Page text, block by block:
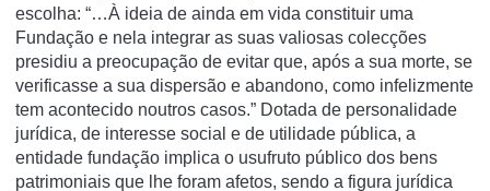
escolha: “…À ideia de ainda em vida constituir uma
Fundação e nela integrar as suas valiosas colecções
presidiu a preocupação de evitar que, após a sua morte, se
verificasse a sua dispersão e abandono, como infelizmente
tem acontecido noutros casos.” Dotada de personalidade
jurídica, de interesse social e de utilidade pública, a
entidade fundação implica o usufruto público dos bens
patrimoniais que lhe foram afetos, sendo a figura jurídica